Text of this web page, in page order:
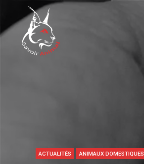
ACTUALITÉS ANIMAUX DOMESTIQUES